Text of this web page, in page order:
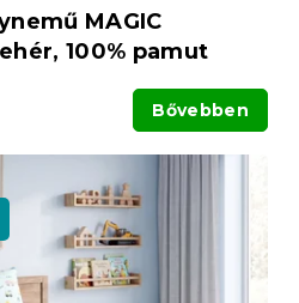
MAGIC
100% pamut
Bővebben